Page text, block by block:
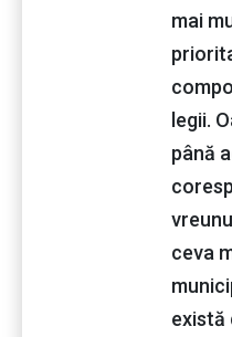
mai
legii.
până
ceva
există